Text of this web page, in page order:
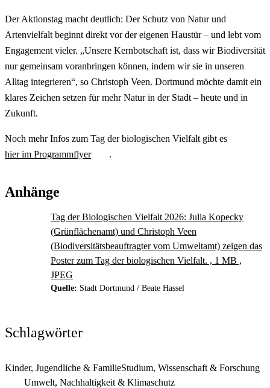
Der Aktionstag macht deutlich: Der Schutz von Natur und
Artenvielfalt beginnt direkt vor der eigenen Haustür – und lebt vom
Engagement vieler. „Unsere Kernbotschaft ist, dass wir Biodiversität
nur gemeinsam voranbringen können, indem wir sie in unseren
Alltag integrieren“, so Christoph Veen. Dortmund möchte damit ein
klares Zeichen setzen für mehr Natur in der Stadt – heute und in
Zukunft.
Noch mehr Infos zum Tag der biologischen Vielfalt gibt es
hier im Programmflyer
.
Anhänge
Tag der Biologischen Vielfalt 2026: Julia Kopecky
(Grünflächenamt) und Christoph Veen
(Biodiversitätsbeauftragter vom Umweltamt) zeigen das
Poster zum Tag der biologischen Vielfalt. , 1 MB ,
JPEG
Quelle: Stadt Dortmund / Beate Hassel
Schlagwörter
Kinder, Jugendliche & FamilieStudium, Wissenschaft & Forschung
Umwelt, Nachhaltigkeit & Klimaschutz